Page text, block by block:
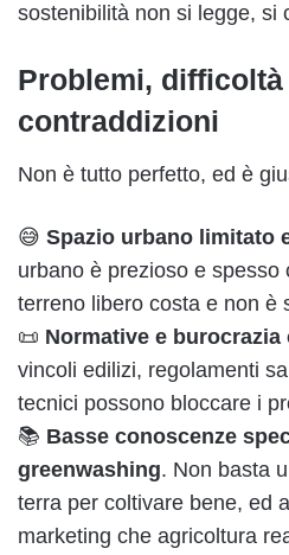
sostenibilità non si legge, si
Problemi, difficoltà
contraddizioni
Non è tutto perfetto, ed è
😅 Spazio urbano limitato
urbano è prezioso e spesso
terreno libero costa e non è
📜 Normative e burocrazia
vincoli edilizi, regolamenti
tecnici possono bloccare i
📚 Basse conoscenze
greenwashing. Non basta
terra per coltivare bene, ed
marketing che agricoltura